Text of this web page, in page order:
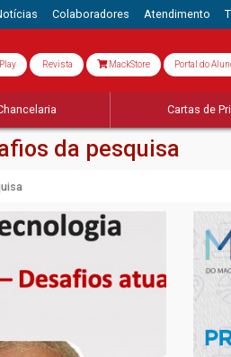
Colaboradores Atendimento
Revista MackStore Portal do
Cartas de
da pesquisa